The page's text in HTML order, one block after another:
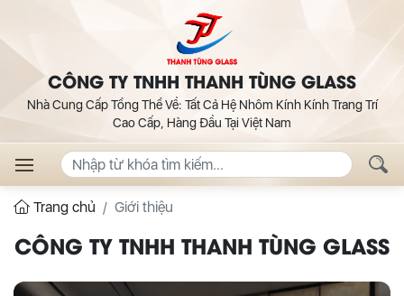
CÔNG TY TNHH THANH TÙNG GLASS
Nhà Cung Cấp Tổng Thể Về: Tất Cả Hệ Nhôm Kính Kính Trang Trí
Cao Cấp, Hàng Đầu Tại Việt Nam
Trang chủ Giới thiệu
CÔNG TY TNHH THANH TÙNG GLASS